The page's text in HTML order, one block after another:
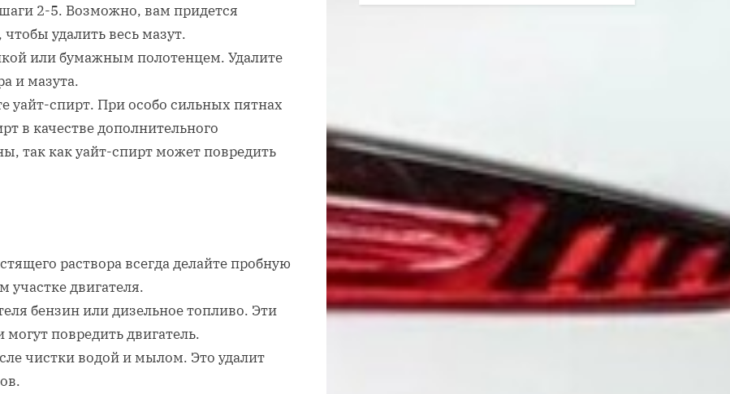
2-5. Возможно, вам придется
удалить весь мазут.
или бумажным полотенцем. Удалите
и мазута.
уайт-спирт. При особо сильных пятнах
в качестве дополнительного
так как уайт-спирт может повредить
раствора всегда делайте пробную
участке двигателя.
бензин или дизельное топливо. Эти
повредить двигатель.
чистки водой и мылом. Это удалит